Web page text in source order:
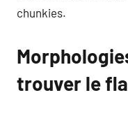
chunkies.
trouver le